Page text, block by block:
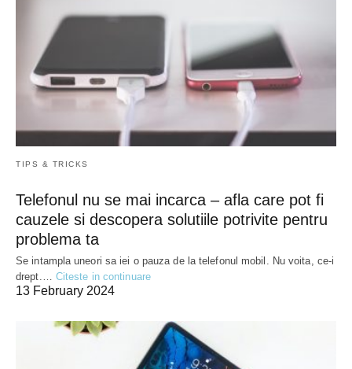
TIPS & TRICKS
Telefonul nu se mai incarca – afla care pot fi
cauzele si descopera solutiile potrivite pentru
problema ta
Se intampla uneori sa iei o pauza de la telefonul mobil. Nu voita, ce-i
drept.… Citeste in continuare
13 February 2024